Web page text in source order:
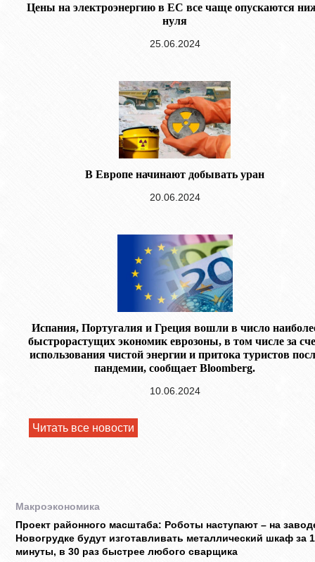
Цены на электроэнергию в ЕС все чаще опускаются
нуля
25.06.2024
В Европе начинают добывать уран
20.06.2024
Испания, Португалия и Греция вошли в число
быстрорастущих экономик еврозоны, в том числе за
использования чистой энергии и притока туристов
пандемии, сообщает Bloomberg.
10.06.2024
Читать все новости
Макроэкономика
Проект районного масштаба: Роботы наступают – на
Новогрудке будут изготавливать металлический шкаф за
минуты, в 30 раз быстрее любого сварщика